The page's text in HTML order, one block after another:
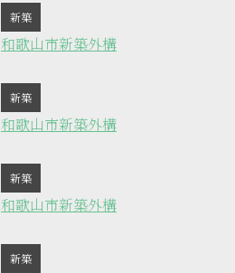
新築
和歌山市新築外構
新築
和歌山市新築外構
新築
和歌山市新築外構
新築